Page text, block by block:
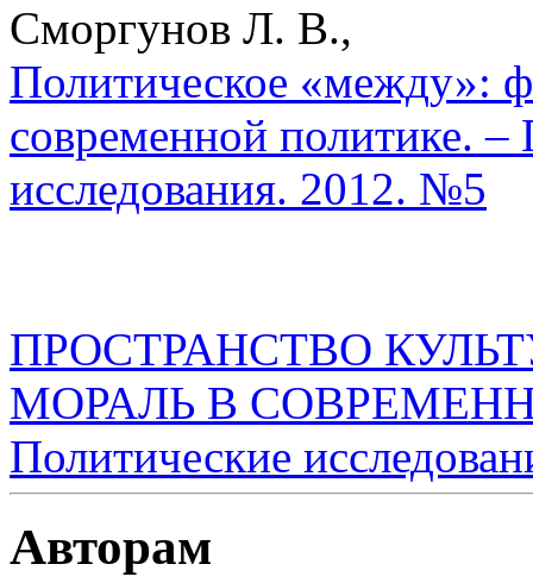
Сморгунов Л. В.,
Политическое «между»:
современной политике.
исследования. 2012. №5
ПРОСТРАНСТВО
МОРАЛЬ В
Политические
Авторам